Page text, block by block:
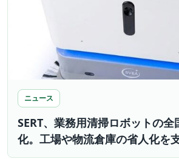
ニュース
SERT、業務用清掃ロボットの
化。工場や物流倉庫の省人化を